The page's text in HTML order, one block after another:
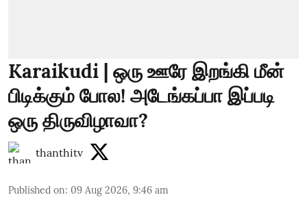
Karaikudi | ஒரு ஊரே இறங்கி மீன்
பிடிக்கும் போல! அடேங்கப்பா இப்படி
ஒரு திருவிழாவா?
thanthitv
Published on: 09 Aug 2026, 9:46 am